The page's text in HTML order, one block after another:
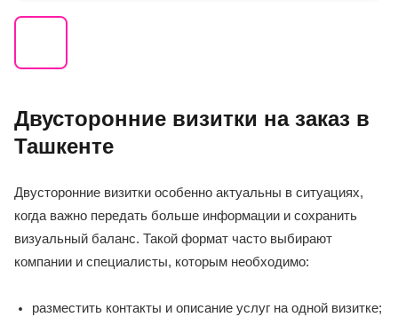
Двусторонние визитки на заказ в
Ташкенте
Двусторонние визитки особенно актуальны в ситуациях,
когда важно передать больше информации и сохранить
визуальный баланс. Такой формат часто выбирают
компании и специалисты, которым необходимо:
разместить контакты и описание услуг на одной визитке;